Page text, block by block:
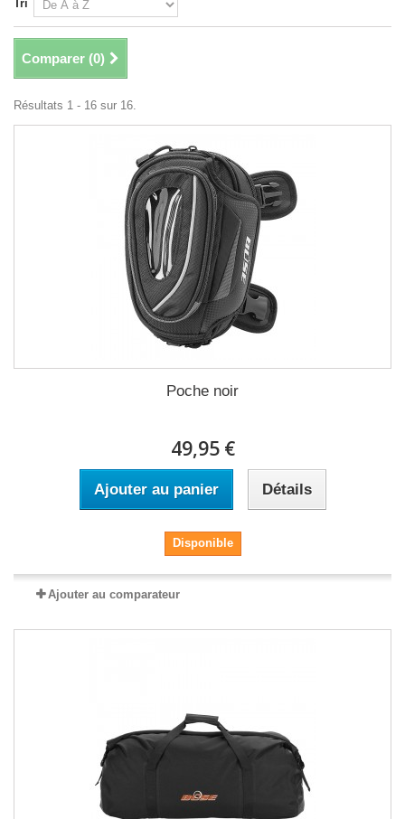
Tri
Comparer (0)
Résultats 1 - 16 sur 16.
Poche noir
49,95 €
Ajouter au panier Détails
Disponible
Ajouter au comparateur